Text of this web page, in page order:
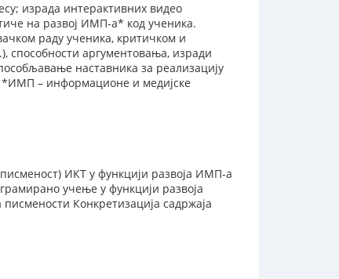
израда интерактивних видео
на развој ИМП-а* код ученика.
раду ученика, критичком и
способности аргументовања, изради
наставника за реализацију
*ИМП – информационе и медијске
ИКТ у функцији развоја ИМП-а
учење у функцији развоја
Конкретизација садржаја